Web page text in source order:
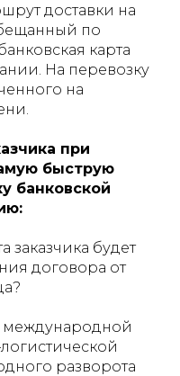
доставки на
по
карта
На перевозку
на
при
быструю
банковской
заказчика будет
договора от
международной
разворота